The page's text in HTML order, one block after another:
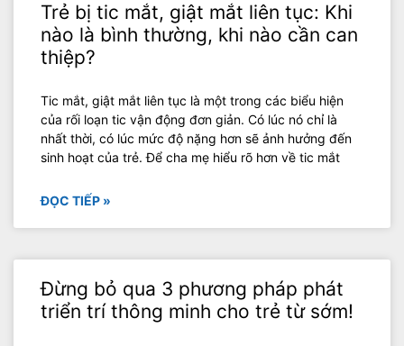
Trẻ bị tic mắt, giật mắt liên tục: Khi
nào là bình thường, khi nào cần can
thiệp?
Tic mắt, giật mắt liên tục là một trong các biểu hiện
của rối loạn tic vận động đơn giản. Có lúc nó chỉ là
nhất thời, có lúc mức độ nặng hơn sẽ ảnh hưởng đến
sinh hoạt của trẻ. Để cha mẹ hiểu rõ hơn về tic mắt
ĐỌC TIẾP »
Đừng bỏ qua 3 phương pháp phát
triển trí thông minh cho trẻ từ sớm!